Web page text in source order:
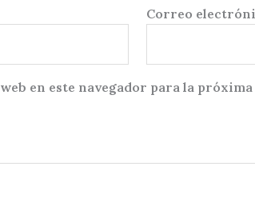
Correo
en este navegador para la próxima